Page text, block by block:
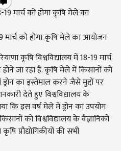
मार्च को होगा कृषि मेले का आयोजन
कृषि विश्वविद्यालय में 18-19 मार्च
जा रहा है. कृषि मेले में किसानों को
का इस्तेमाल करने जैसे मुद्दों पर
देते हुए विश्वविद्यालय के
कि इस वर्ष मेले में ड्रोन का उपयोग
को विश्वविद्यालय के वैज्ञानिकों
प्रौद्योगिकीयों की सभी